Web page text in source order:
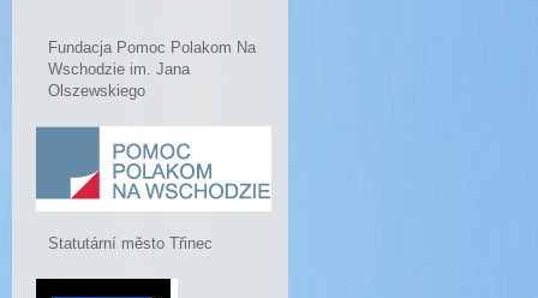
Fundacja Pomoc Polakom Na
Wschodzie im. Jana
Olszewskiego
Statutární město Třinec